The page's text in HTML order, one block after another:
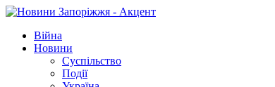
Війна
Новини
Суспільство
Події